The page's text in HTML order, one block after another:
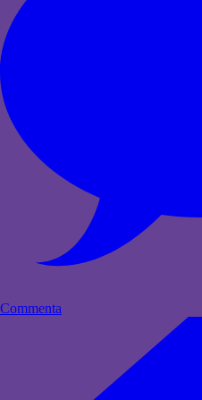
Commenta